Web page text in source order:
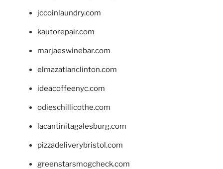
jccoinlaundry.com
kautorepair.com
marjaeswinebar.com
elmazatlanclinton.com
ideacoffeenyc.com
odieschillicothe.com
lacantinitagalesburg.com
pizzadeliverybristol.com
greenstarsmogcheck.com